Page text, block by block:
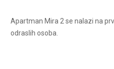
Apartman Mira 2 se nalazi na
odraslih osoba.